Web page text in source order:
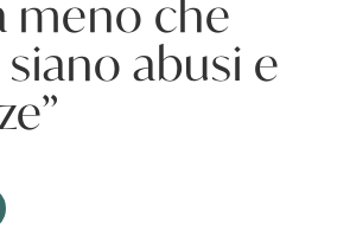
meno che
abusi e